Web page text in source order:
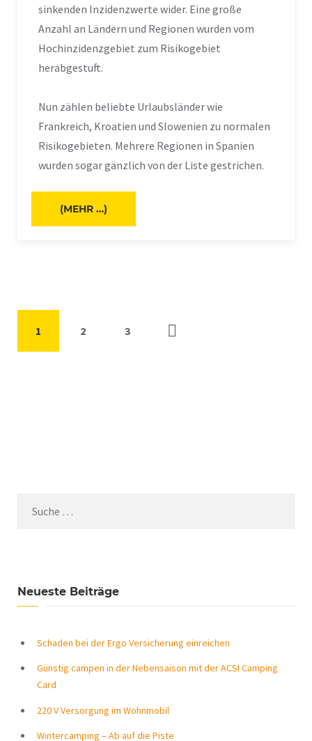
sinkenden Inzidenzwerte wider. Eine große
Anzahl an Ländern und Regionen wurden vom
Hochinzidenzgebiet zum Risikogebiet
herabgestuft.
Nun zählen beliebte Urlaubsländer wie
Frankreich, Kroatien und Slowenien zu normalen
Risikogebieten. Mehrere Regionen in Spanien
wurden sogar gänzlich von der Liste gestrichen.
(MEHR …)
1 2 3
Neueste Beiträge
Schaden bei der Ergo Versicherung einreichen
Günstig campen in der Nebensaison mit der ACSI Camping
Card
220 V Versorgung im Wohnmobil
Wintercamping – Ab auf die Piste